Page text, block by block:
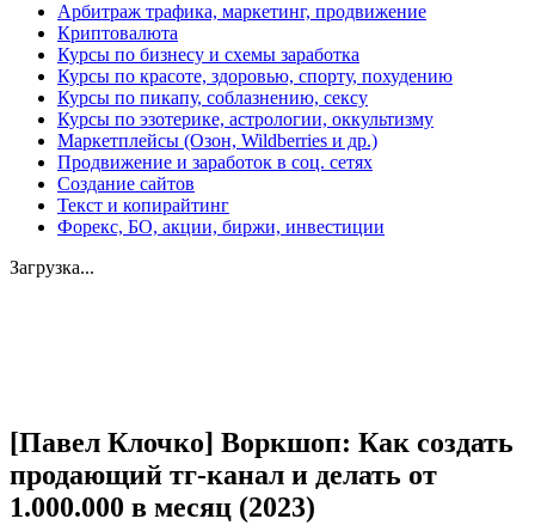
Арбитраж трафика, маркетинг, продвижение
Криптовалюта
Курсы по бизнесу и схемы заработка
Курсы по красоте, здоровью, спорту, похудению
Курсы по пикапу, соблазнению, сексу
Курсы по эзотерике, астрологии, оккультизму
Маркетплейсы (Озон, Wildberries и др.)
Продвижение и заработок в соц. сетях
Создание сайтов
Текст и копирайтинг
Форекс, БО, акции, биржи, инвестиции
Загрузка...
[Павел Клочко] Воркшоп: Как создать
продающий тг-канал и делать от
1.000.000 в месяц (2023)